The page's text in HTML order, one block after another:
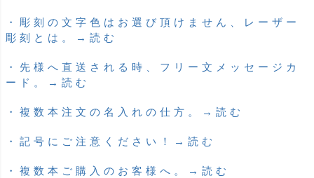
・彫刻の文字色はお選び頂けません、レーザー
彫刻とは。→読む
・先様へ直送される時、フリー文メッセージカ
ード。→読む
・複数本注文の名入れの仕方。→読む
・記号にご注意ください！→読む
・複数本ご購入のお客様へ。→読む